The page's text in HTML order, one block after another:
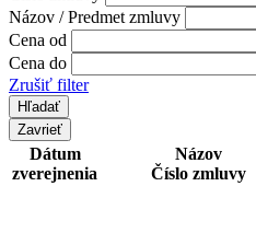
Názov / Predmet zmluvy
Cena od
Cena do
Zrušiť filter
Zavrieť
Dátum
zverejnenia
Názov
Číslo zmluvy